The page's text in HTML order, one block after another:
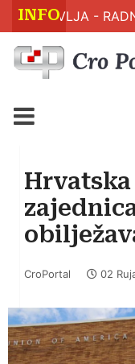
INFO
ZDRAVLJA -
CroPortal 02